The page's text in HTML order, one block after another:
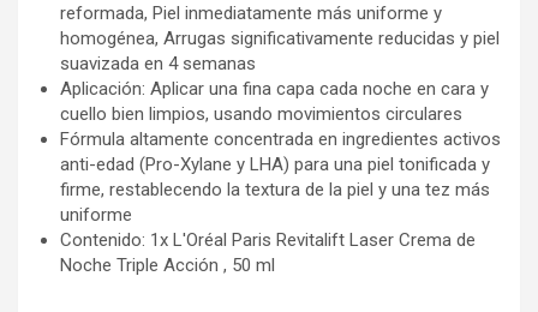
reformada, Piel inmediatamente más uniforme y
homogénea, Arrugas significativamente reducidas y piel
suavizada en 4 semanas
Aplicación: Aplicar una fina capa cada noche en cara y
cuello bien limpios, usando movimientos circulares
Fórmula altamente concentrada en ingredientes activos
anti-edad (Pro-Xylane y LHA) para una piel tonificada y
firme, restablecendo la textura de la piel y una tez más
uniforme
Contenido: 1x L'Oréal Paris Revitalift Laser Crema de
Noche Triple Acción , 50 ml